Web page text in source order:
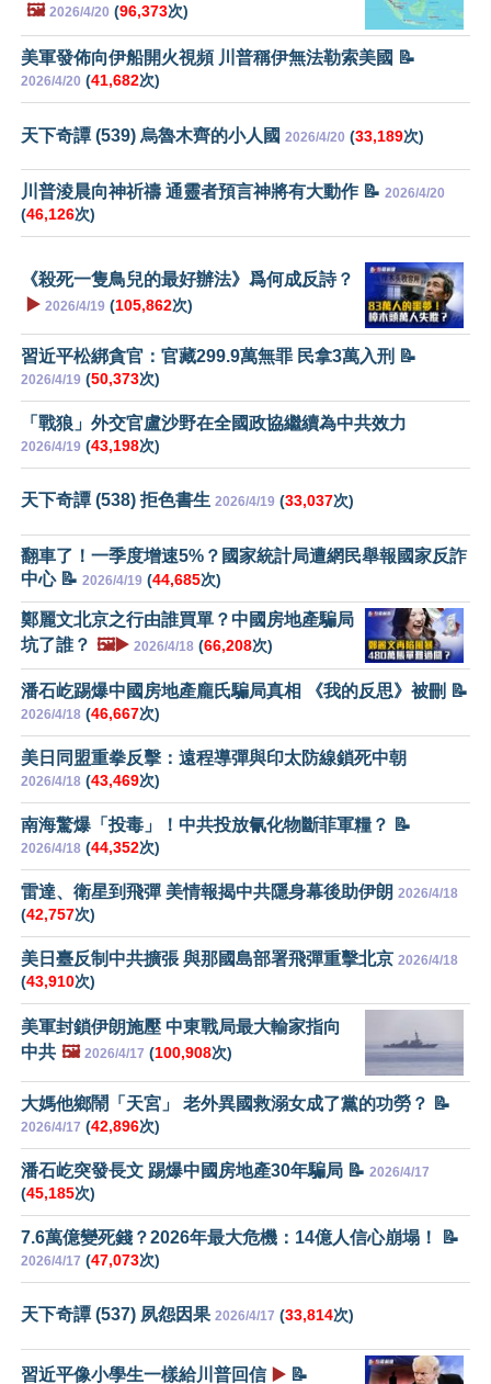
🖼️ 2026/4/20 (96,373次)
美軍發佈向伊船開火視頻 川普稱伊無法勒索美國 📝
2026/4/20 (41,682次)
天下奇譚 (539) 烏魯木齊的小人國 2026/4/20 (33,189次)
川普淩晨向神祈禱 通靈者預言神將有大動作 📝 2026/4/20
(46,126次)
《殺死一隻鳥兒的最好辦法》爲何成反詩？
▶️ 2026/4/19 (105,862次)
習近平松綁貪官：官藏299.9萬無罪 民拿3萬入刑 📝
2026/4/19 (50,373次)
「戰狼」外交官盧沙野在全國政協繼續為中共效力
2026/4/19 (43,198次)
天下奇譚 (538) 拒色書生 2026/4/19 (33,037次)
翻車了！一季度增速5%？國家統計局遭網民舉報國家反詐
中心 📝 2026/4/19 (44,685次)
鄭麗文北京之行由誰買單？中國房地產騙局
坑了誰？ 🖼️▶️ 2026/4/18 (66,208次)
潘石屹踢爆中國房地產龐氏騙局真相 《我的反思》被刪 📝
2026/4/18 (46,667次)
美日同盟重拳反擊：遠程導彈與印太防線鎖死中朝
2026/4/18 (43,469次)
南海驚爆「投毒」！中共投放氰化物斷菲軍糧？ 📝
2026/4/18 (44,352次)
雷達、衛星到飛彈 美情報揭中共隱身幕後助伊朗 2026/4/18
(42,757次)
美日臺反制中共擴張 與那國島部署飛彈重擊北京 2026/4/18
(43,910次)
美軍封鎖伊朗施壓 中東戰局最大輸家指向
中共 🖼️ 2026/4/17 (100,908次)
大媽他鄉鬧「天宮」 老外異國救溺女成了黨的功勞？ 📝
2026/4/17 (42,896次)
潘石屹突發長文 踢爆中國房地產30年騙局 📝 2026/4/17
(45,185次)
7.6萬億變死錢？2026年最大危機：14億人信心崩塌！ 📝
2026/4/17 (47,073次)
天下奇譚 (537) 夙怨因果 2026/4/17 (33,814次)
習近平像小學生一樣給川普回信 ▶️ 📝